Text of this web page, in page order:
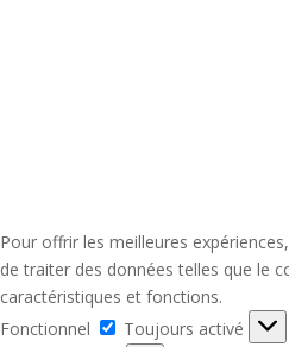
Pour offrir les meilleures
de traiter des données telles que le
caractéristiques et fonctions.
Fonctionnel
Fonctionnel
Toujours activé